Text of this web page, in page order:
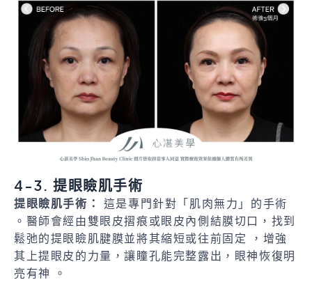
4-3. 提眼瞼肌手術
提眼瞼肌手術：
這是專門針對「肌肉無力」的手術
。醫師會經由雙眼皮摺痕或眼皮內側結膜切口，找到
鬆弛的提眼瞼肌腱膜並將其縮短或往前固定 ，增強
其上提眼皮的力量，讓瞳孔能完整露出，眼神恢復明
亮有神 。